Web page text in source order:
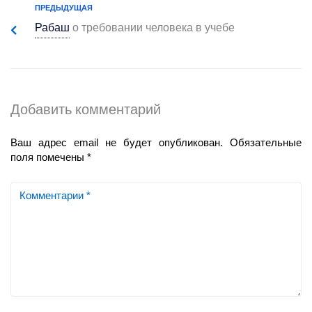
ПРЕДЫДУЩАЯ
Рабашо требовании человека в учебе
Добавить комментарий
Ваш адрес email не будет опубликован.
Обязательные
поля помечены *